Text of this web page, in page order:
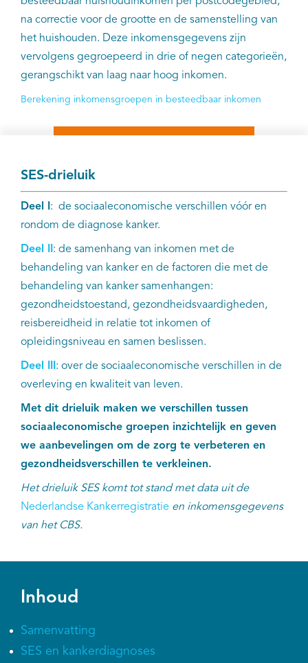
na correctie voor de grootte en de samenstelling van
het huishouden. Deze inkomensgegevens zijn
vervolgens gegroepeerd in drie of negen categorieën,
gerangschikt van laag naar hoog inkomen.
Berekening inkomensgroepen in besteedbaar inkomen
SES-drieluik
Deel I: de sociaaleconomische verschillen vóór en
rondom de diagnose kanker.
Deel II: de samenhang van inkomen met de
behandeling van kanker en de factoren die met de
behandeling van kanker samenhangen:
gezondheidstoestand, gezondheidsvaardigheden,
reisbereidheid in relatie tot inkomen of
opleidingsniveau en samen beslissen.
Deel III: over de sociaaleconomische verschillen in de
overleving en kwaliteit van leven.
Met dit drieluik maken we verschillen tussen
sociaaleconomische groepen inzichtelijk en geven
we aanbevelingen om de zorg te verbeteren en
gezondheidsverschillen te verkleinen.
Het drieluik SES komt tot stand met data uit de
Nederlandse Kankerregistratie en inkomensgegevens
van het CBS.
Inhoud
Samenvatting
SES en kankerdiagnoses